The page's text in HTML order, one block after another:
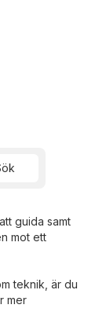
guida samt
mot ett
teknik, är du
mer